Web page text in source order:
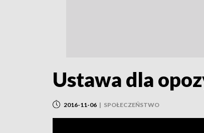
Ustawa dla
2016-11-06 | SPOŁECZEŃSTWO